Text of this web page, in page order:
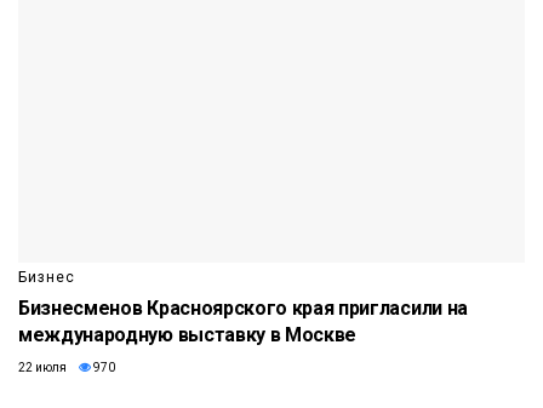
Бизнес
Бизнесменов Красноярского края пригласили на
международную выставку в Москве
22 июля 970